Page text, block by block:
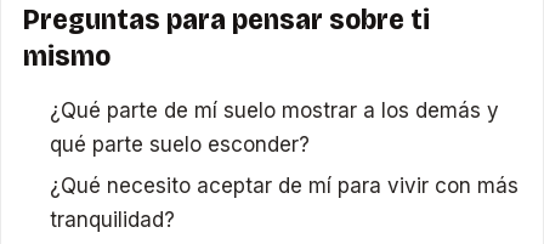
Preguntas para pensar sobre ti
mismo
¿Qué parte de mí suelo mostrar a los demás y
qué parte suelo esconder?
¿Qué necesito aceptar de mí para vivir con más
tranquilidad?